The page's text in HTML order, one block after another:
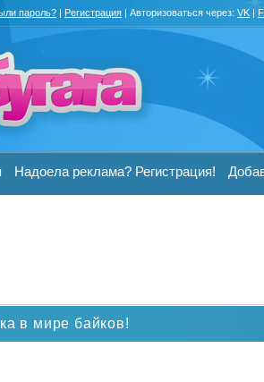
в мире байков!
пароль? | Регистрация | Авторизоваться через: VK |
Надоела реклама? Регистрация!